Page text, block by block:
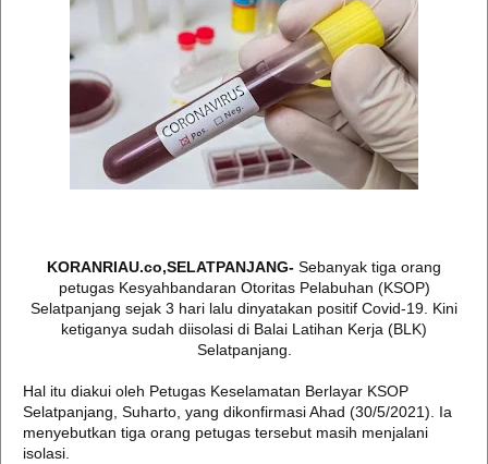
KORANRIAU.co,SELATPANJANG- Sebanyak tiga orang
petugas Kesyahbandaran Otoritas Pelabuhan (KSOP)
Selatpanjang sejak 3 hari lalu dinyatakan positif Covid-19. Kini
ketiganya sudah diisolasi di Balai Latihan Kerja (BLK)
Selatpanjang.
Hal itu diakui oleh Petugas Keselamatan Berlayar KSOP
Selatpanjang, Suharto, yang dikonfirmasi Ahad (30/5/2021). Ia
menyebutkan tiga orang petugas tersebut masih menjalani
isolasi.